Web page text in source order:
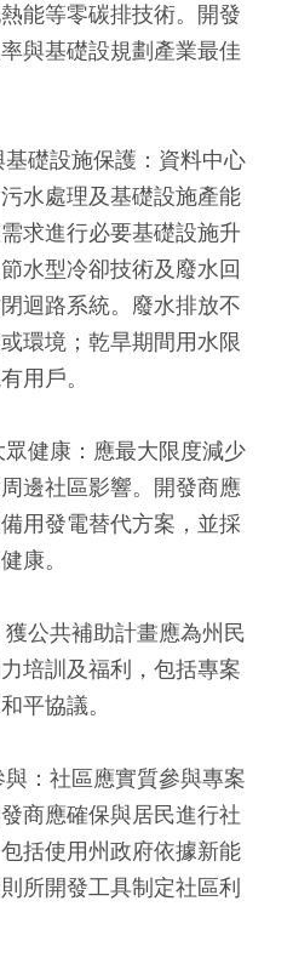
能等零碳排技術。開發
與基礎設規劃產業最佳
礎設施保護：資料中心
水處理及基礎設施產能
求進行必要基礎設施升
水型冷卻技術及廢水回
迴路系統。廢水排放不
環境；乾旱期間用水限
用戶。
健康：應最大限度減少
邊社區影響。開發商應
用發電替代方案，並採
康。
公共補助計畫應為州民
培訓及福利，包括專案
平協議。
：社區應實質參與專案
商應確保與居民進行社
括使用州政府依據新能
所開發工具制定社區利